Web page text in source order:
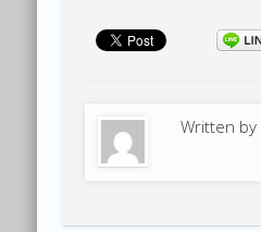
Written by